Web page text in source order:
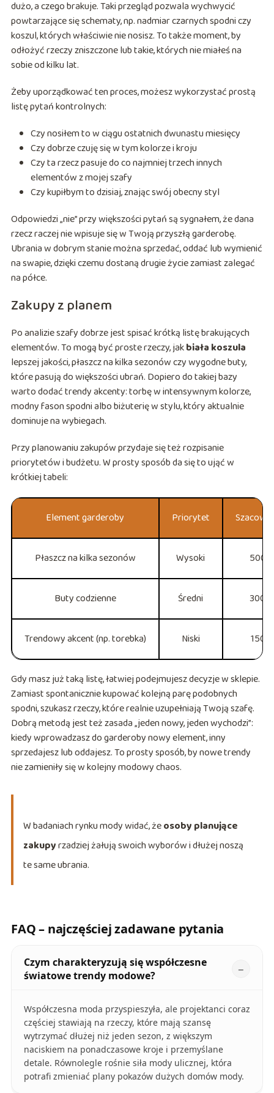
dużo, a czego brakuje. Taki przegląd pozwala wychwycić
powtarzające się schematy, np. nadmiar czarnych spodni czy
koszul, których właściwie nie nosisz. To także moment, by
odłożyć rzeczy zniszczone lub takie, których nie miałeś na
sobie od kilku lat.
Żeby uporządkować ten proces, możesz wykorzystać prostą
listę pytań kontrolnych:
Czy nosiłem to w ciągu ostatnich dwunastu miesięcy
Czy dobrze czuję się w tym kolorze i kroju
Czy ta rzecz pasuje do co najmniej trzech innych
elementów z mojej szafy
Czy kupiłbym to dzisiaj, znając swój obecny styl
Odpowiedzi „nie” przy większości pytań są sygnałem, że dana
rzecz raczej nie wpisuje się w Twoją przyszłą garderobę.
Ubrania w dobrym stanie można sprzedać, oddać lub wymienić
na swapie, dzięki czemu dostaną drugie życie zamiast zalegać
na półce.
Zakupy z planem
Po analizie szafy dobrze jest spisać krótką listę brakujących
elementów. To mogą być proste rzeczy, jakbiała koszula
lepszej jakości, płaszcz na kilka sezonów czy wygodne buty,
które pasują do większości ubrań. Dopiero do takiej bazy
warto dodać trendy akcenty: torbę w intensywnym kolorze,
modny fason spodni albo biżuterię w stylu, który aktualnie
dominuje na wybiegach.
Przy planowaniu zakupów przydaje się też rozpisanie
priorytetów i budżetu. W prosty sposób da się to ująć w
krótkiej tabeli:
Element garderoby Priorytet
Płaszcz na kilka sezonów Wysoki
Buty codzienne Średni
Trendowy akcent (np. torebka) Niski
Gdy masz już taką listę, łatwiej podejmujesz decyzje w sklepie.
Zamiast spontanicznie kupować kolejną parę podobnych
spodni, szukasz rzeczy, które realnie uzupełniają Twoją szafę.
Dobrą metodą jest też zasada „jeden nowy, jeden wychodzi”:
kiedy wprowadzasz do garderoby nowy element, inny
sprzedajesz lub oddajesz. To prosty sposób, by nowe trendy
nie zamieniły się w kolejny modowy chaos.
W badaniach rynku mody widać, żeosoby planujące
zakupyrzadziej żałują swoich wyborów i dłużej noszą
te same ubrania.
FAQ – najczęściej zadawane pytania
Czym charakteryzują się współczesne
światowe trendy modowe?
Współczesna moda przyspieszyła, ale projektanci coraz
częściej stawiają na rzeczy, które mają szansę
wytrzymać dłużej niż jeden sezon, z większym
naciskiem na ponadczasowe kroje i przemyślane
detale. Równolegle rośnie siła mody ulicznej, która
potrafi zmieniać plany pokazów dużych domów mody.